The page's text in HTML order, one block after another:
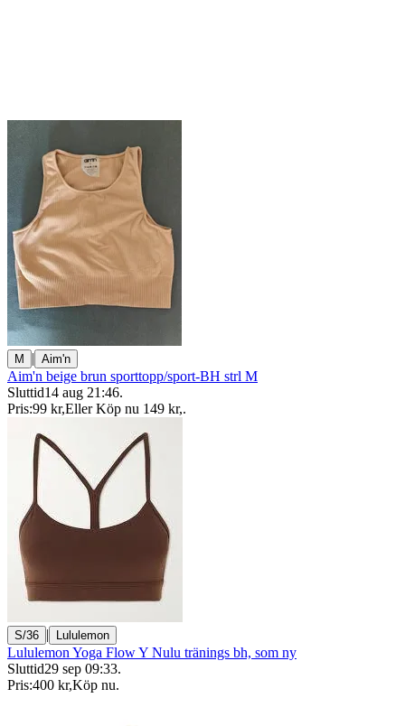
M | Aim'n
Aim'n beige brun sporttopp/sport-BH strl M
Sluttid14 aug 21:46.
Pris:99 kr,Eller Köp nu 149 kr,.
S/36 | Lululemon
Lululemon Yoga Flow Y Nulu tränings bh, som ny
Sluttid29 sep 09:33.
Pris:400 kr,Köp nu.